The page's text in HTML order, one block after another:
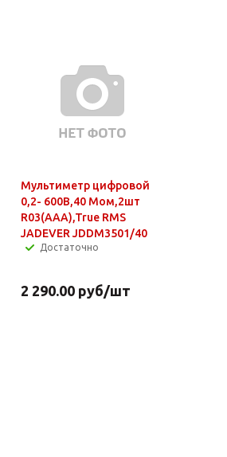
Мультиметр цифровой
0,2- 600В,40 Мом,2шт
R03(AAA),True RMS
JADEVER JDDM3501/40
Достаточно
2 290.00руб/шт